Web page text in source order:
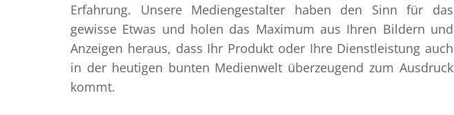
Erfahrung. Unsere Mediengestalter haben den Sinn für das
gewisse Etwas und holen das Maximum aus Ihren Bildern und
Anzeigen heraus, dass Ihr Produkt oder Ihre Dienstleistung auch
in der heutigen bunten Medienwelt überzeugend zum Ausdruck
kommt.